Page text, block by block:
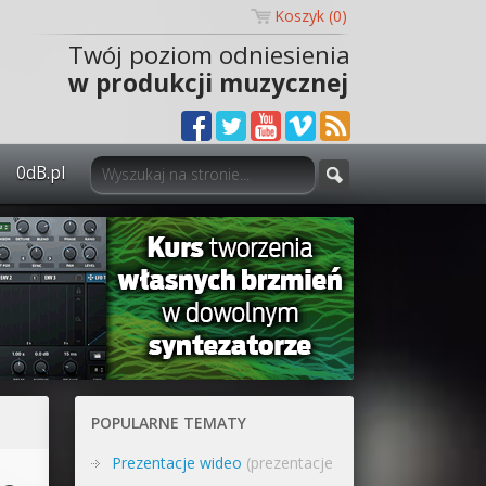
Koszyk (0)
Twój poziom odniesienia
w produkcji muzycznej
0dB.pl
0dB.pl - informacje
Newsletter
Materiały dla mediów
Archiwum aktualności
POPULARNE TEMATY
Prezentacje wideo (prezentacje